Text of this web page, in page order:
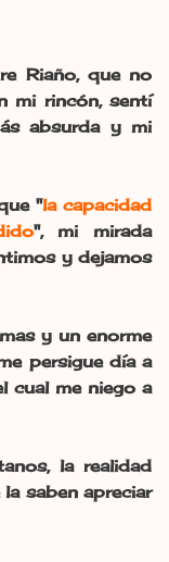
Riaño, que no
mi rincón, sentí
absurda y mi
"la capacidad
", mi mirada
y dejamos
y un enorme
persigue día a
cual me niego a
la realidad
saben apreciar